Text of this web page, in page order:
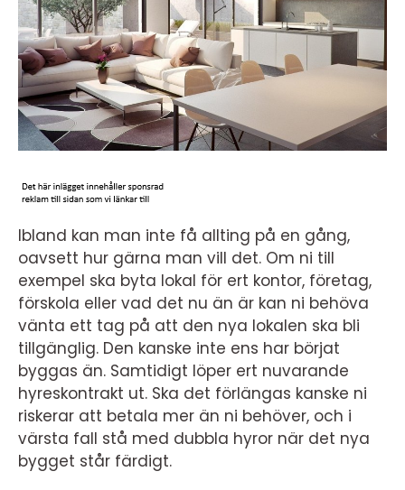
Ibland kan man inte få allting på en gång,
oavsett hur gärna man vill det. Om ni till
exempel ska byta lokal för ert kontor, företag,
förskola eller vad det nu än är kan ni behöva
vänta ett tag på att den nya lokalen ska bli
tillgänglig. Den kanske inte ens har börjat
byggas än. Samtidigt löper ert nuvarande
hyreskontrakt ut. Ska det förlängas kanske ni
riskerar att betala mer än ni behöver, och i
värsta fall stå med dubbla hyror när det nya
bygget står färdigt.